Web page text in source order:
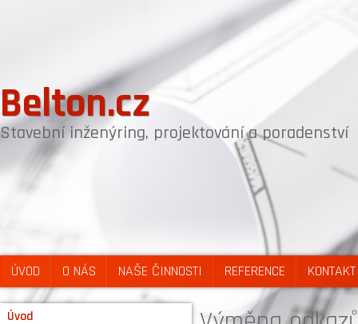
Belton.cz
Stavební inženýring, projektování a poradenství
ÚVOD O NÁS NAŠE ČINNOSTI REFERENCE KONTAKT
Úvod